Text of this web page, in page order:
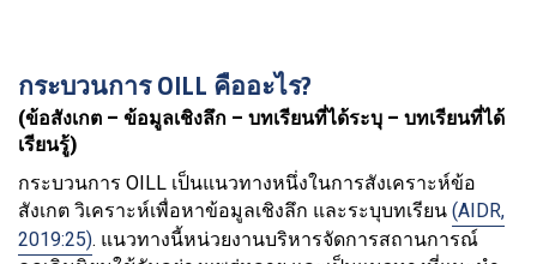
กระบวนการ OILL คืออะไร?
(ข้อสังเกต – ข้อมูลเชิงลึก – บทเรียนที่ได้ระบุ – บทเรียนที่ได้
เรียนรู้)
กระบวนการ OILL เป็นแนวทางหนึ่งในการสังเคราะห์ข้อ
สังเกต วิเคราะห์เพื่อหาข้อมูลเชิงลึก และระบุบทเรียน (AIDR,
2019:25). แนวทางนี้หน่วยงานบริหารจัดการสถานการณ์